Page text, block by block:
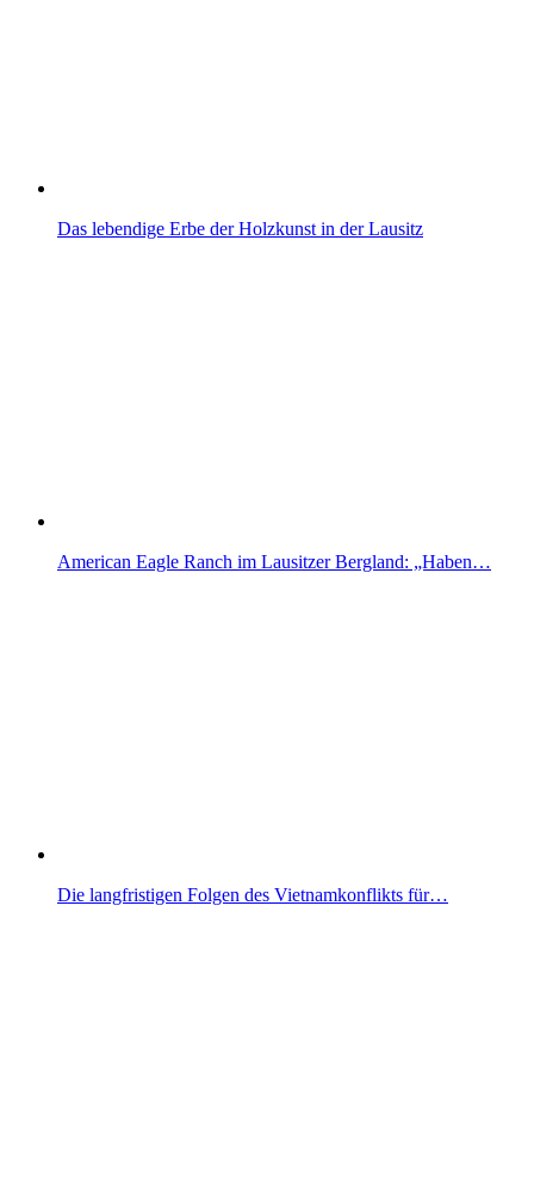
Das lebendige Erbe der Holzkunst in der Lausitz
American Eagle Ranch im Lausitzer Bergland: „Haben…
Die langfristigen Folgen des Vietnamkonflikts für…